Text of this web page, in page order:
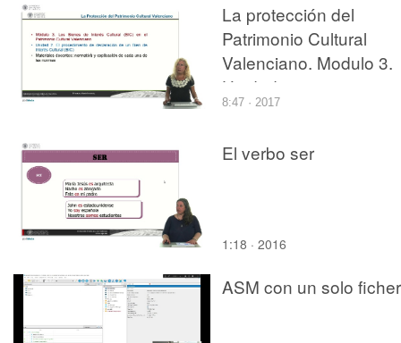
La protección del
Patrimonio Cultural
Valenciano. Modulo 3.
Unidad 2.
8:47 · 2017
El verbo ser
1:18 · 2016
ASM con un solo